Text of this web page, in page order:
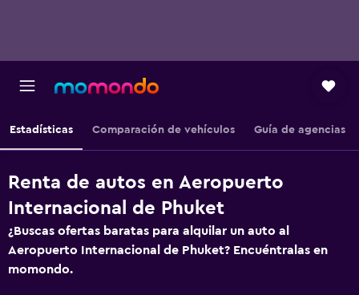
Estadísticas Comparación de vehículos Guía de agencias
Renta de autos en Aeropuerto
Internacional de Phuket
¿Buscas ofertas baratas para alquilar un auto al
Aeropuerto Internacional de Phuket? Encuéntralas en
momondo.